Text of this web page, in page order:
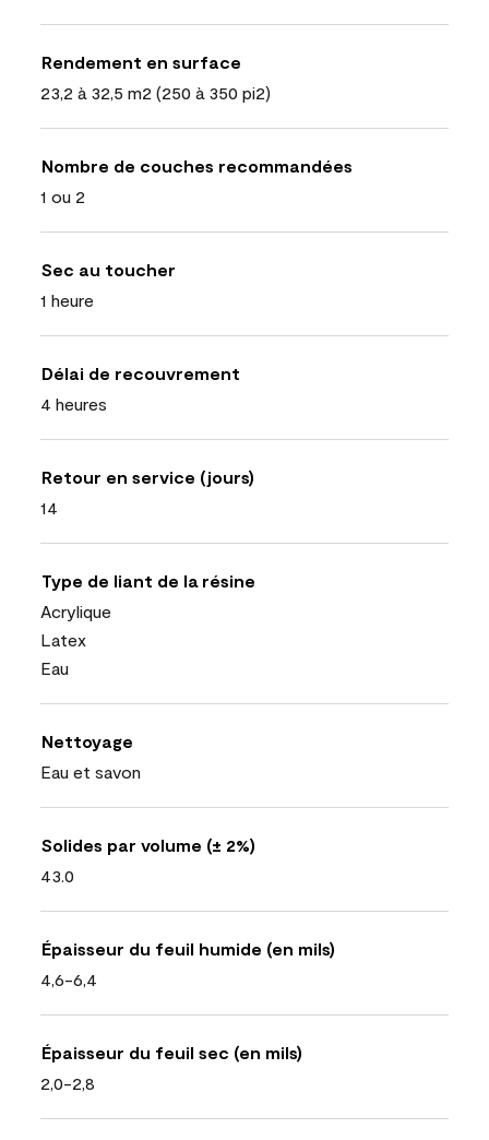
Rendement en surface
23,2 à 32,5 m2 (250 à 350 pi2)
Nombre de couches recommandées
1 ou 2
Sec au toucher
1 heure
Délai de recouvrement
4 heures
Retour en service (jours)
14
Type de liant de la résine
Acrylique
Latex
Eau
Nettoyage
Eau et savon
Solides par volume (± 2%)
43.0
Épaisseur du feuil humide (en mils)
4,6-6,4
Épaisseur du feuil sec (en mils)
2,0-2,8